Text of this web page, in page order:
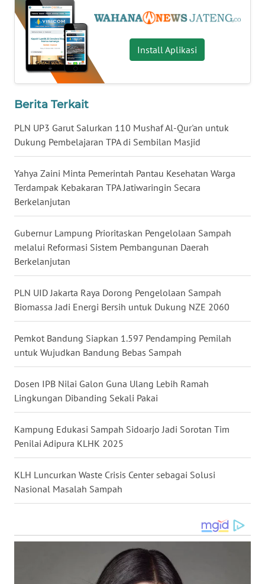
Install Aplikasi
Berita Terkait
PLN UP3 Garut Salurkan 110 Mushaf Al-Qur'an untuk
Dukung Pembelajaran TPA di Sembilan Masjid
Yahya Zaini Minta Pemerintah Pantau Kesehatan Warga
Terdampak Kebakaran TPA Jatiwaringin Secara
Berkelanjutan
Gubernur Lampung Prioritaskan Pengelolaan Sampah
melalui Reformasi Sistem Pembangunan Daerah
Berkelanjutan
PLN UID Jakarta Raya Dorong Pengelolaan Sampah
Biomassa Jadi Energi Bersih untuk Dukung NZE 2060
Pemkot Bandung Siapkan 1.597 Pendamping Pemilah
untuk Wujudkan Bandung Bebas Sampah
Dosen IPB Nilai Galon Guna Ulang Lebih Ramah
Lingkungan Dibanding Sekali Pakai
Kampung Edukasi Sampah Sidoarjo Jadi Sorotan Tim
Penilai Adipura KLHK 2025
KLH Luncurkan Waste Crisis Center sebagai Solusi
Nasional Masalah Sampah
BENGKULU
WN
LAMPUNG
WN
WN
NUSANTARA
JOGJA
WN
KALBAR
WN
KALTENG
WN
KALTARA
WN
KALSEL
WN
KALTIM